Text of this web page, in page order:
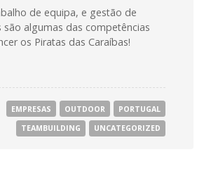
de equipa, e gestão de
são algumas das competências
os Piratas das Caraíbas!
EMPRESAS OUTDOOR
PORTUGAL
TEAMBUILDING
UNCATEGORIZED